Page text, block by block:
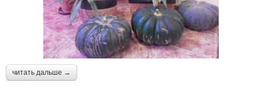
читать дальше →